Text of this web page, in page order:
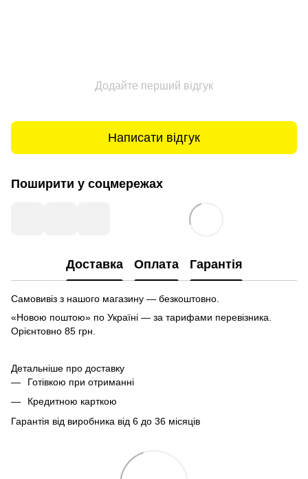
Додайте перший відгук
Написати відгук
Поширити у соцмережах
Доставка Оплата Гарантія
Самовивіз з нашого магазину — безкоштовно.
«Новою поштою» по Україні — за тарифами перевізника.
Орієнтовно 85 грн.
Детальніше про доставку
Готівкою при отриманні
Кредитною карткою
Гарантія від виробника від 6 до 36 місяців